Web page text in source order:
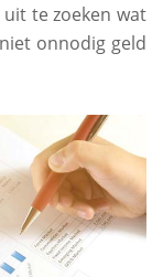
te zoeken wat
onnodig geld